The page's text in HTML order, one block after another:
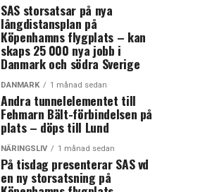
SAS storsatsar på nya
långdistansplan på
Köpenhamns flygplats – kan
skaps 25 000 nya jobb i
Danmark och södra Sverige
DANMARK 1 månad sedan
Andra tunnelelementet till
Fehmarn Bält-förbindelsen på
plats – döps till Lund
NÄRINGSLIV 1 månad sedan
På tisdag presenterar SAS vd
en ny storsatsning på